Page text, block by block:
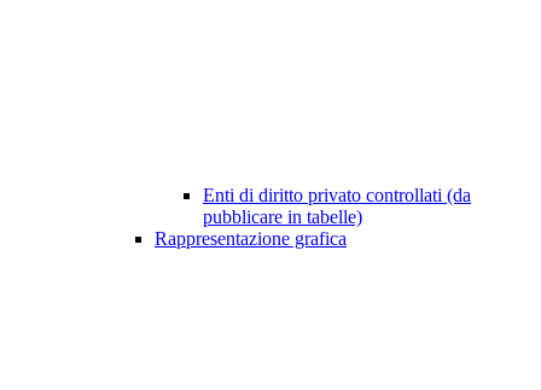
Enti di diritto privato controllati (da
pubblicare in tabelle)
Rappresentazione grafica